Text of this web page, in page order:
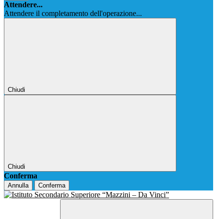
Attendere...
Attendere il completamento dell'operazione...
Chiudi
Chiudi
Conferma
Annulla Conferma